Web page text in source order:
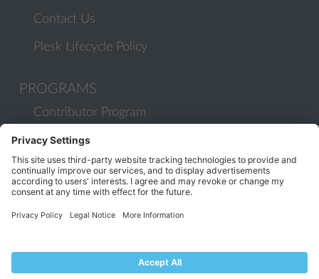
Contact Us
Plesk Lifecycle Policy
PROGRAMS
Contributor Program
Partner Program
COMMUNITY